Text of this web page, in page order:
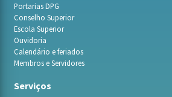
Portarias DPG
Conselho Superior
Escola Superior
Ouvidoria
Calendário e feriados
Membros e Servidores
Serviços